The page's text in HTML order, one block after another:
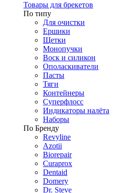
Товары для брекетов
По типу
Для очистки
Ершики
Щетки
Монопучки
Воск и силикон
Ополаскиватели
Пасты
Тяги
Контейнеры
Суперфлосс
Индикаторы налёта
Наборы
По Бренду
Revyline
Azotii
Biorepair
Curaprox
Dentaid
Domery
Dr. Steve